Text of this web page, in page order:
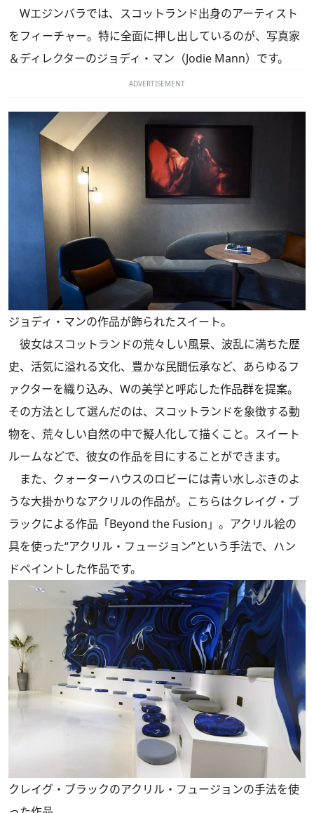
Wエジンバラでは、スコットランド出身のアーティスト
をフィーチャー。特に全面に押し出しているのが、写真家
＆ディレクターのジョディ・マン（Jodie Mann）です。
ADVERTISEMENT
ジョディ・マンの作品が飾られたスイート。
彼女はスコットランドの荒々しい風景、波乱に満ちた歴
史、活気に溢れる文化、豊かな民間伝承など、あらゆるフ
ァクターを織り込み、Wの美学と呼応した作品群を提案。
その方法として選んだのは、スコットランドを象徴する動
物を、荒々しい自然の中で擬人化して描くこと。スイート
ルームなどで、彼女の作品を目にすることができます。
また、クォーターハウスのロビーには青い水しぶきのよ
うな大掛かりなアクリルの作品が。こちらはクレイグ・ブ
ラックによる作品「Beyond the Fusion」。アクリル絵の
具を使った“アクリル・フュージョン”という手法で、ハン
ドペイントした作品です。
クレイグ・ブラックのアクリル・フュージョンの手法を使